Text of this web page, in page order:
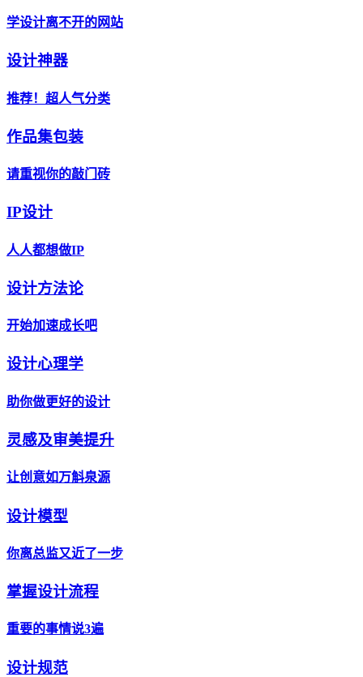
学设计离不开的网站
设计神器
推荐！超人气分类
作品集包装
请重视你的敲门砖
IP设计
人人都想做IP
设计方法论
开始加速成长吧
设计心理学
助你做更好的设计
灵感及审美提升
让创意如万斛泉源
设计模型
你离总监又近了一步
掌握设计流程
重要的事情说3遍
设计规范